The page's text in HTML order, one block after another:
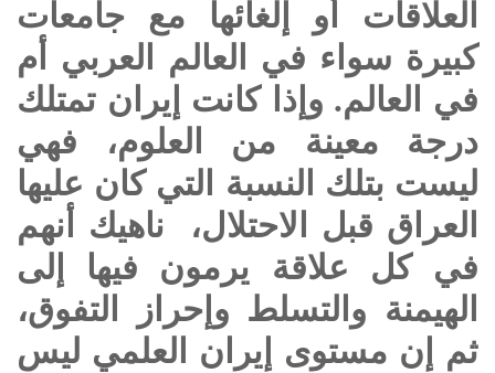
العلاقات أو إلغائها مع جامعات
كبيرة سواء في العالم العربي أم
في العالم. وإذا كانت إيران تمتلك
درجة معينة من العلوم، فهي
ليست بتلك النسبة التي كان عليها
العراق قبل الاحتلال، ناهيك أنهم
في كل علاقة يرمون فيها إلى
الهيمنة والتسلط وإحراز التفوق،
ثم إن مستوى إيران العلمي ليس